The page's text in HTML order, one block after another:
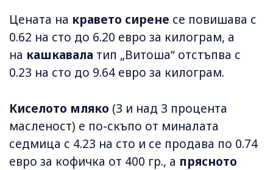
Цената на кравето сирене се повишава с
0.62 на сто до 6.20 евро за килограм, а
на кашкавала тип „Витоша“ отстъпва с
0.23 на сто до 9.64 евро за килограм.
Киселото мляко (3 и над 3 процента
масленост) е по-скъпо от миналата
седмица с 4.23 на сто и се продава по 0.74
евро за кофичка от 400 гр., а прясното